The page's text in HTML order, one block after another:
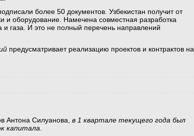
более 50 документов. Узбекистан получит от
и оборудование. Намечена совместная разработка
и газа. И это не полный перечень направлений
предусматривает реализацию проектов и контрактов на
Антона Силуанова, в 1 квартале текущего года был
капитала.